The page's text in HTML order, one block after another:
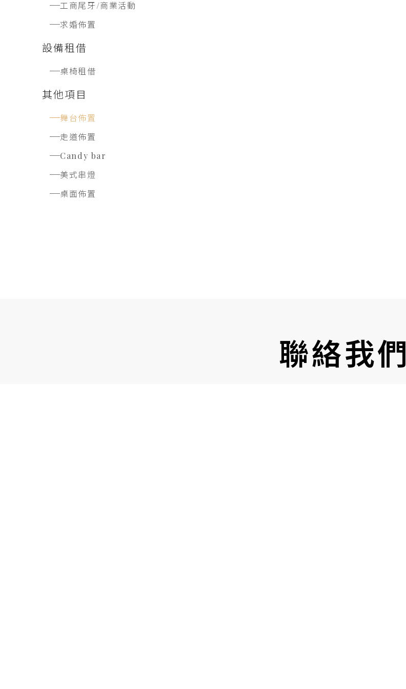
工商尾牙/商業活動
求婚佈置
設備租借
桌椅租借
其他項目
舞台佈置
走道佈置
Candy bar
美式串燈
桌面佈置
聯絡我們